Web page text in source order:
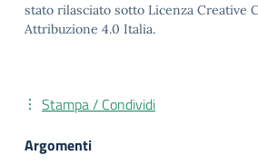
stato rilasciato sotto Licenza Creative
Attribuzione 4.0 Italia.
Stampa / Condividi
Argomenti